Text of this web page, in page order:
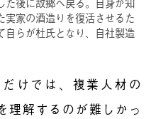
実家の酒造りを復活させるた
自らが杜氏となり、自社製造
けでは、複業人材の
理解するのが難しかっ